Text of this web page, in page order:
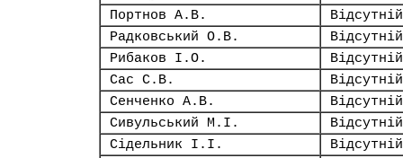
Портнов А.В.
Відсутній
Радковський О.В.
Відсутній
Рибаков І.О.
Відсутній
Сас С.В.
Відсутній
Сенченко А.В.
Відсутній
Сивульський М.І.
Відсутній
Сідельник І.І.
Відсутній